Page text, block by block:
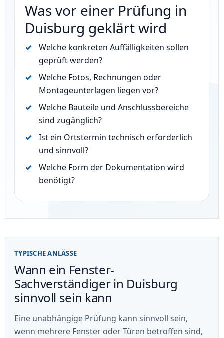
Was vor einer Prüfung in
Duisburg geklärt wird
Welche konkreten Auffälligkeiten sollen
geprüft werden?
Welche Fotos, Rechnungen oder
Montageunterlagen liegen vor?
Welche Bauteile und Anschlussbereiche
sind zugänglich?
Ist ein Ortstermin technisch erforderlich
und sinnvoll?
Welche Form der Dokumentation wird
benötigt?
TYPISCHE ANLÄSSE
Wann ein Fenster-
Sachverständiger in Duisburg
sinnvoll sein kann
Eine unabhängige Prüfung kann sinnvoll sein,
wenn mehrere Fenster oder Türen betroffen sind,